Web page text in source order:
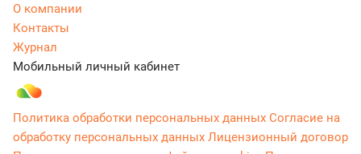
О компании
Контакты
Журнал
Мобильный личный кабинет
Политика обработки персональных данных Согласие на
обработку персональных данных Лицензионный договор